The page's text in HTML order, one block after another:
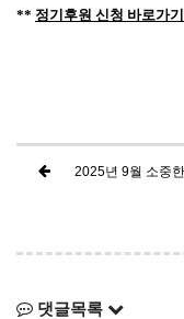
** 정기후원 신청 바로가기
댓글목록